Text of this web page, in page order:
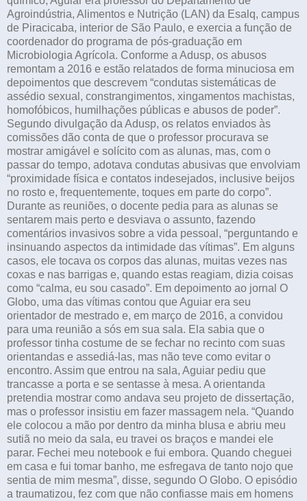
Agroindústria, Alimentos e Nutrição (LAN) da Esalq, campus
de Piracicaba, interior de São Paulo, e exercia a função de
coordenador do programa de pós-graduação em
Microbiologia Agrícola. Conforme a Adusp, os abusos
remontam a 2016 e estão relatados de forma minuciosa em
depoimentos que descrevem “condutas sistemáticas de
assédio sexual, constrangimentos, xingamentos machistas,
homofóbicos, humilhações públicas e abusos de poder”.
Segundo divulgação da Adusp, os relatos enviados às
comissões dão conta de que o professor procurava se
mostrar amigável e solícito com as alunas, mas, com o
passar do tempo, adotava condutas abusivas que envolviam
“proximidade física e contatos indesejados, inclusive beijos
no rosto e, frequentemente, toques em parte do corpo”.
Durante as reuniões, o docente pedia para as alunas se
sentarem mais perto e desviava o assunto, fazendo
comentários invasivos sobre a vida pessoal, “perguntando e
insinuando aspectos da intimidade das vítimas”. Em alguns
casos, ele tocava os corpos das alunas, muitas vezes nas
coxas e nas barrigas e, quando estas reagiam, dizia coisas
como “calma, eu sou casado”. Em depoimento ao jornal O
Globo, uma das vítimas contou que Aguiar era seu
orientador de mestrado e, em março de 2016, a convidou
para uma reunião a sós em sua sala. Ela sabia que o
professor tinha costume de se fechar no recinto com suas
orientandas e assediá-las, mas não teve como evitar o
encontro. Assim que entrou na sala, Aguiar pediu que
trancasse a porta e se sentasse à mesa. A orientanda
pretendia mostrar como andava seu projeto de dissertação,
mas o professor insistiu em fazer massagem nela. “Quando
ele colocou a mão por dentro da minha blusa e abriu meu
sutiã no meio da sala, eu travei os braços e mandei ele
parar. Fechei meu notebook e fui embora. Quando cheguei
em casa e fui tomar banho, me esfregava de tanto nojo que
sentia de mim mesma”, disse, segundo O Globo. O episódio
a traumatizou, fez com que não confiasse mais em homens